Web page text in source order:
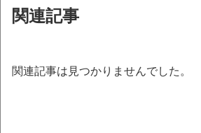
関連記事
関連記事は見つかりませんでした。